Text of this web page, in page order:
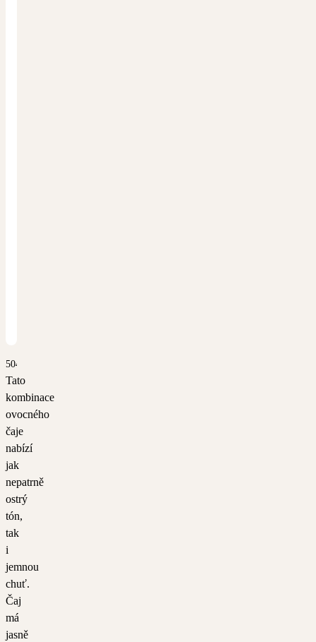
5042
Tato
kombinace
ovocného
čaje
nabízí
jak
nepatrně
ostrý
tón,
tak
i
jemnou
chuť.
Čaj
má
jasně